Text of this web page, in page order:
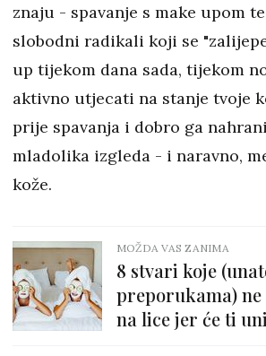
znaju - spavanje s make upom
slobodni radikali koji se
up tijekom dana sada, tijekom
aktivno utjecati na stanje tvoje
prije spavanja i dobro ga
mladolika izgleda - i naravno,
kože.
MOŽDA VAS ZANIMA
8 stvari koje
preporukama)
na lice jer će ti